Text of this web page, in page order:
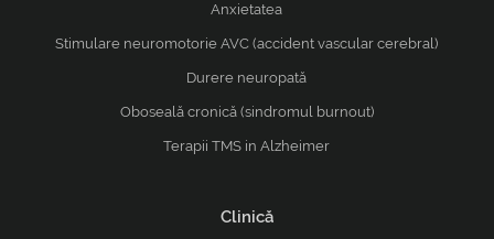
Anxietatea
Stimulare neuromotorie AVC (accident vascular cerebral)
Durere neuropată
Oboseală cronică (sindromul burnout)
Terapii TMS in Alzheimer
Clinică